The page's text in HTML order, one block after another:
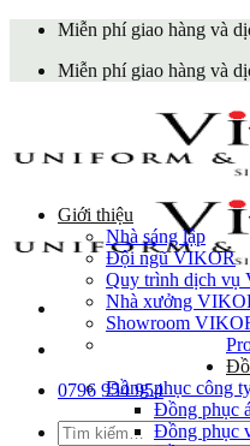
Skip
content
Miễn phí giao hàng và
Miễn phí giao hàng và
0796 954 954
Tìm
Giới thiệu
Nhà sáng lập
Đội ngũ VIKOR
Quy trình dịch vụ
Nhà xưởng
Showroom
Đồng phục công
Đồng phục
Đồng phục